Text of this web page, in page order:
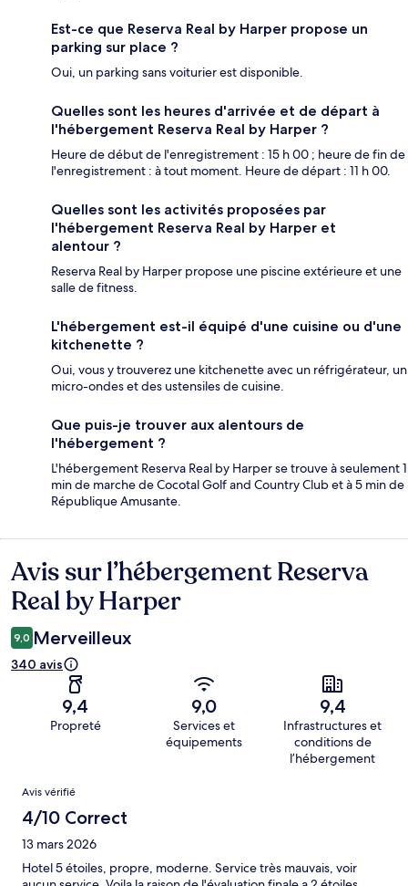
Est-ce que Reserva Real by Harper propose un
parking sur place ?
Oui, un parking sans voiturier est disponible.
Quelles sont les heures d'arrivée et de départ à
l'hébergement Reserva Real by Harper ?
Heure de début de l'enregistrement : 15 h 00 ; heure de fin de
l'enregistrement : à tout moment. Heure de départ : 11 h 00.
Quelles sont les activités proposées par
l'hébergement Reserva Real by Harper et
alentour ?
Reserva Real by Harper propose une piscine extérieure et une
salle de fitness.
L'hébergement est-il équipé d'une cuisine ou d'une
kitchenette ?
Oui, vous y trouverez une kitchenette avec un réfrigérateur, un
micro-ondes et des ustensiles de cuisine.
Que puis-je trouver aux alentours de
l'hébergement ?
L'hébergement Reserva Real by Harper se trouve à seulement 1
min de marche de Cocotal Golf and Country Club et à 5 min de
République Amusante.
Avis
Avis sur l’hébergement Reserva
Real by Harper
9,0 Merveilleux
340 avis
9,4
Propreté
9,0
Services et
équipements
9,4
Infrastructures et
conditions de
l’hébergement
Avis
Avis vérifié
4/10 Correct
13 mars 2026
Hotel 5 étoiles, propre, moderne. Service très mauvais, voir